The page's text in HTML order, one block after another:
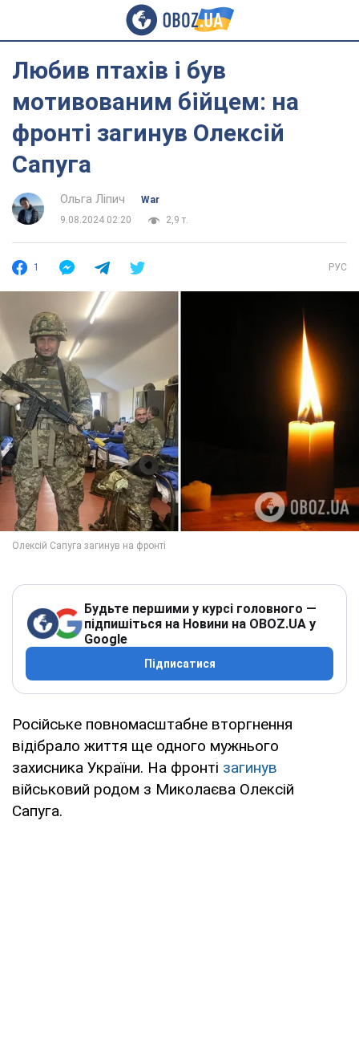
Любив птахів і був
мотивованим бійцем: на
фронті загинув Олексій
Сапуга
Ольга Ліпич
War
9.08.2024 02:20
2,9 т.
1 РУС
Будьте першими у курсі головного —
підпишіться на Новини на OBOZ.UA у
Google
Підписатися
Російське повномасштабне вторгнення
відібрало життя ще одного мужнього
захисника України. На фронті загинув
військовий родом з Миколаєва Олексій
Сапуга.